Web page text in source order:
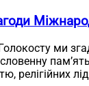
ми
релігійних